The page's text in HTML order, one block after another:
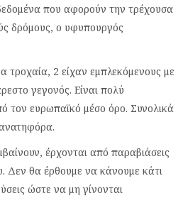
που αφορούν την τρέχουσα
δρόμους, ο υφυπουργός
τροχαία, 2 είχαν εμπλεκόμενους με
γεγονός. Είναι πολύ
τον ευρωπαϊκό μέσο όρο. Συνολικά
έρχονται από παραβιάσεις
Δεν θα έρθουμε να κάνουμε κάτι
ώστε να μη γίνονται